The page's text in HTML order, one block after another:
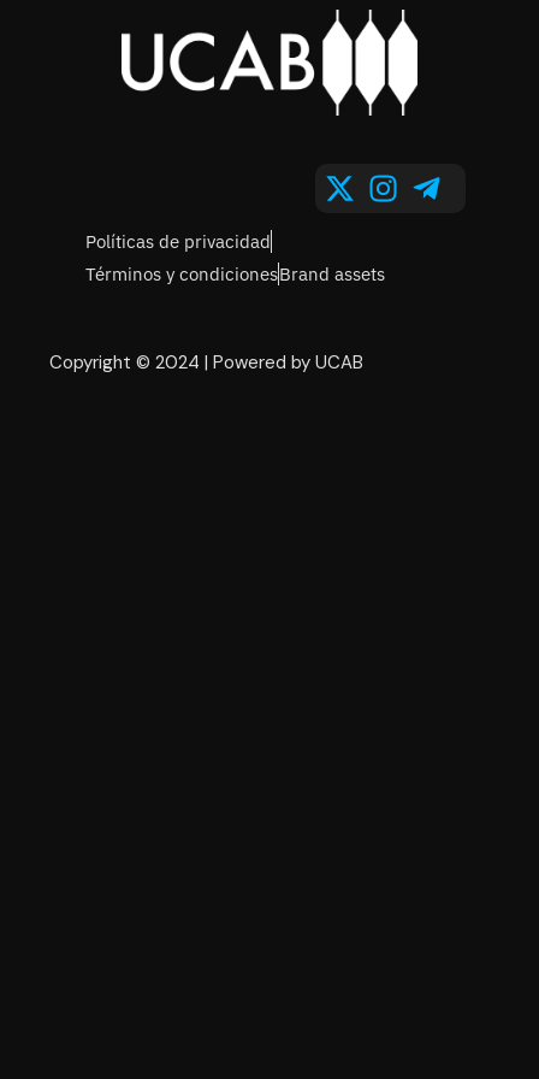
Políticas de privacidad
Términos y condicionesBrand assets
Copyright © 2024 | Powered by UCAB